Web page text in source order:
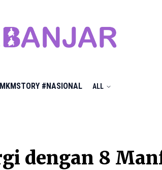
#NASIONAL ALL
dengan 8